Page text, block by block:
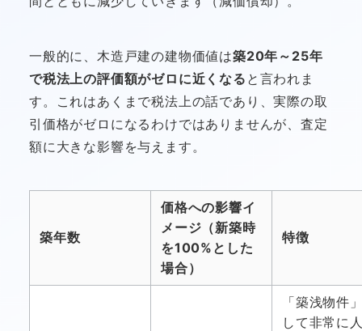
一般的に、木造戸建の建物価値は築20年～25年
で税法上の評価額がゼロに近くなる と言われま
す。これはあくまで税法上の話であり、実際の取
引価格がゼロになるわけではありませんが、査定
額に大きな影響を与えます。
築年数
価格への影響イ
メージ（新築時
を100%とした
場合）
特徴
「築浅物件
して非常に